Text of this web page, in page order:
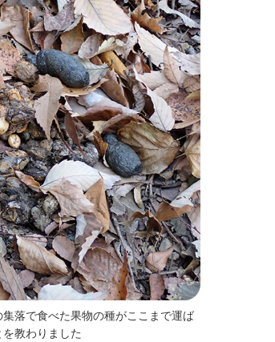
落で食べた果物の種がここまで運ば
教わりました